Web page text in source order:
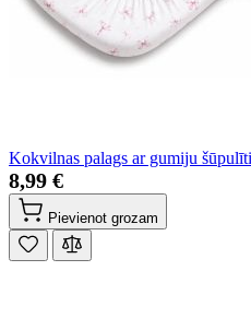
Kokvilnas palags ar gumiju
8,99 €
Pievienot grozam